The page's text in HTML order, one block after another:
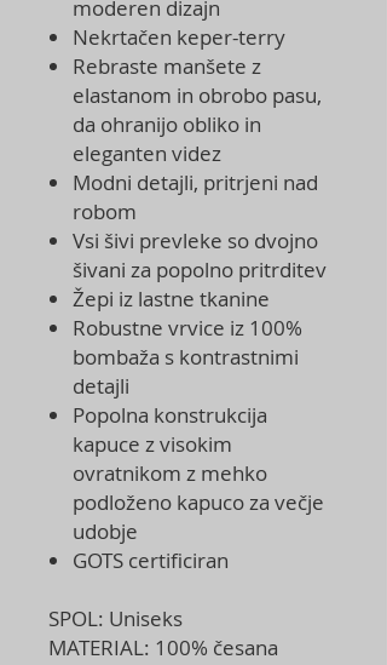
moderen dizajn
Nekrtačen keper-terry
Rebraste manšete z
elastanom in obrobo pasu,
da ohranijo obliko in
eleganten videz
Modni detajli, pritrjeni nad
robom
Vsi šivi prevleke so dvojno
šivani za popolno pritrditev
Žepi iz lastne tkanine
Robustne vrvice iz 100%
bombaža s kontrastnimi
detajli
Popolna konstrukcija
kapuce z visokim
ovratnikom z mehko
podloženo kapuco za večje
udobje
GOTS certificiran
SPOL: Uniseks
MATERIAL: 100% česana